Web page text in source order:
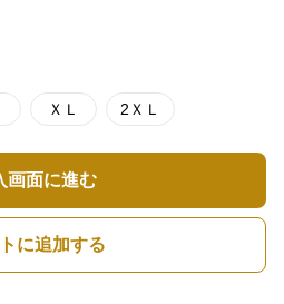
ＸＬ 2ＸＬ
画面に進む
に追加する